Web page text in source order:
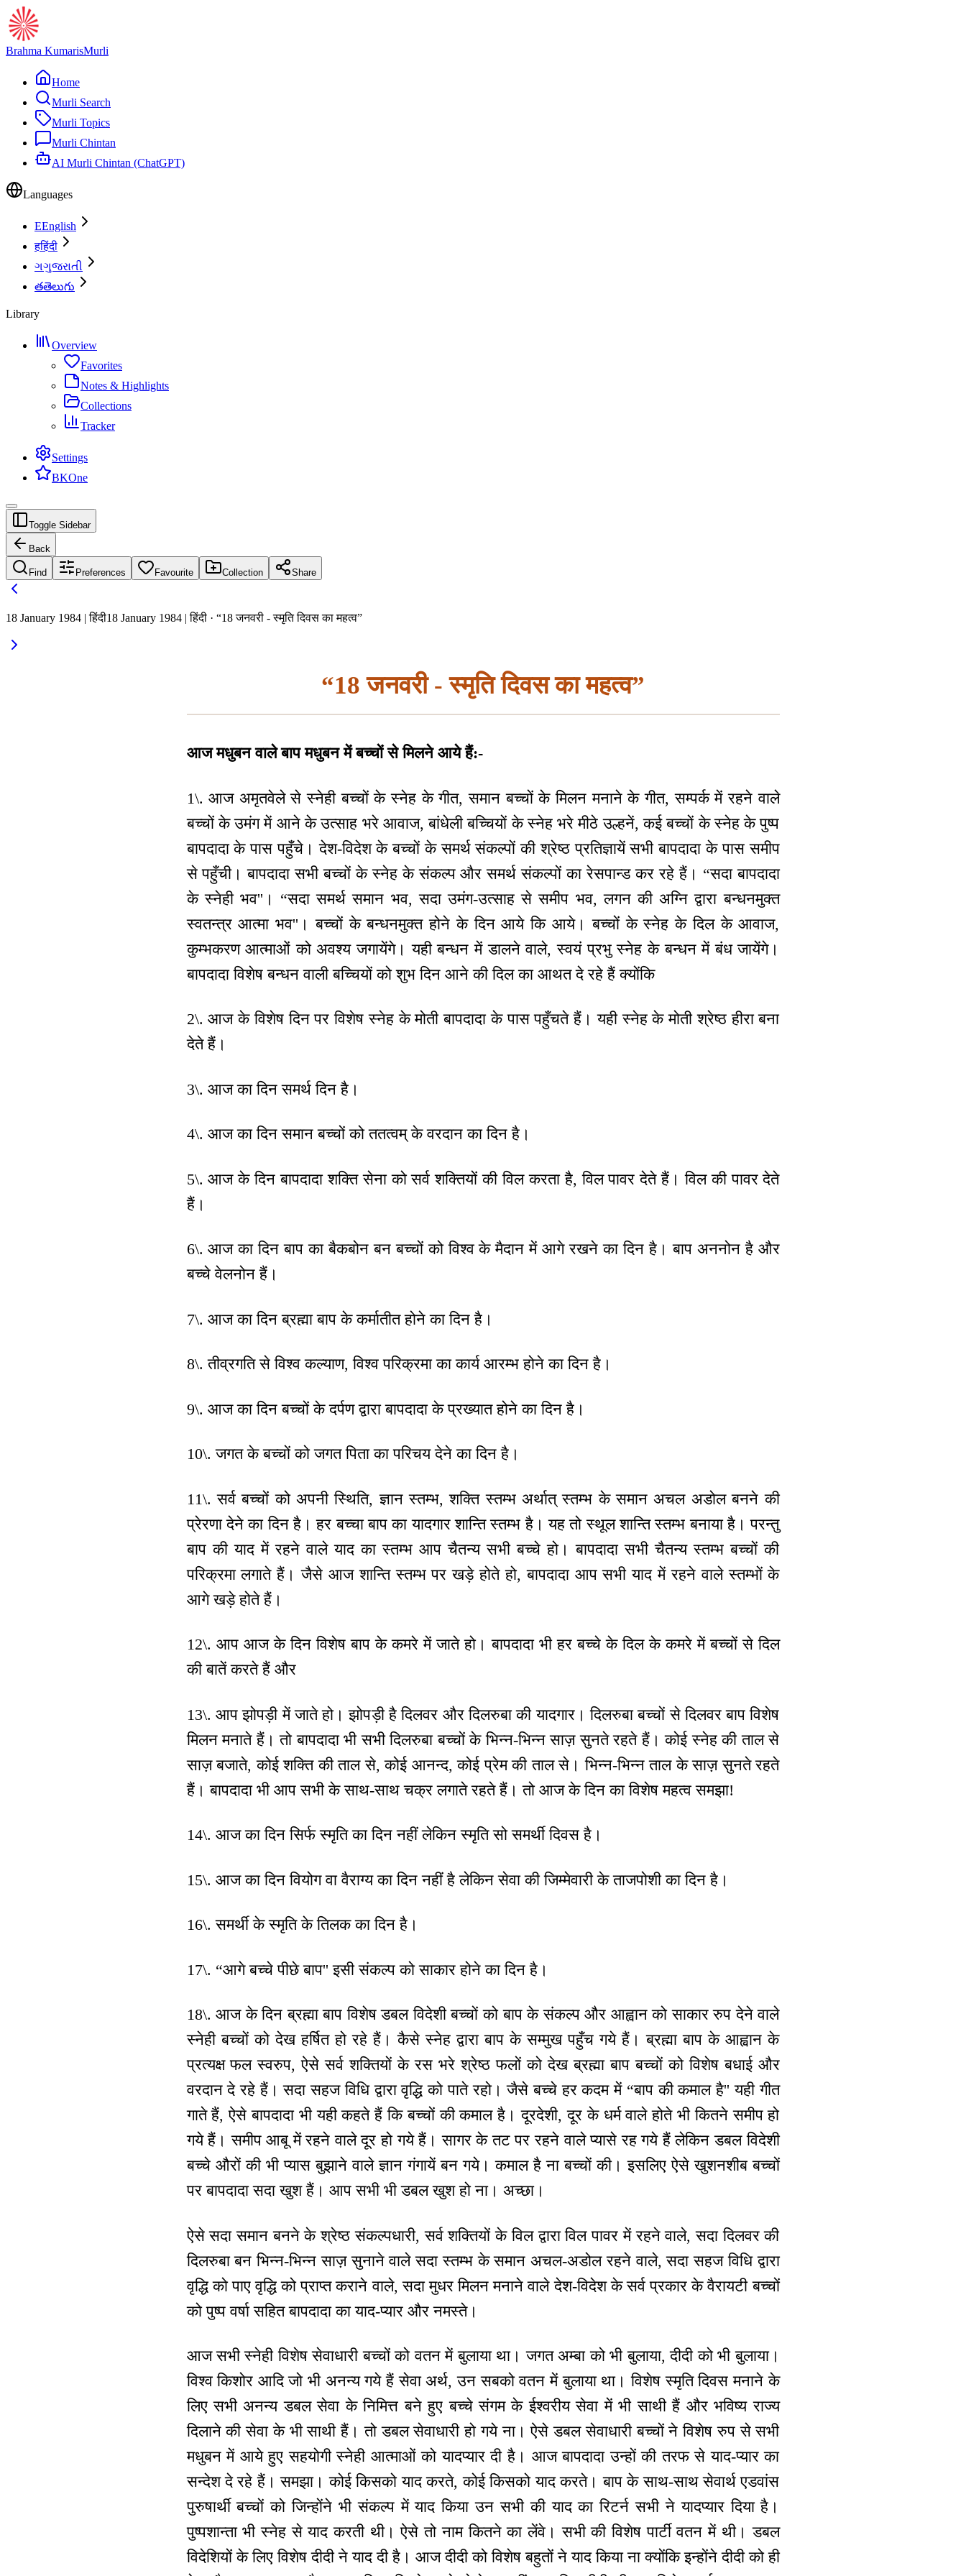
Brahma KumarisMurli
Home
Murli Search
Murli Topics
Murli Chintan
AI Murli Chintan (ChatGPT)
Languages
EEnglish
हहिंदी
ગગુજરાતી
తతెలుగు
Library
Overview
Favorites
Notes & Highlights
Collections
Tracker
Settings
BKOne
Toggle Sidebar
Back
Find Preferences Favourite Collection Share
18 January 1984 | हिंदी18 January 1984 | हिंदी · “18 जनवरी - स्मृति दिवस का महत्व”
“18 जनवरी - स्मृति दिवस का महत्व”
आज मधुबन वाले बाप मधुबन में बच्चों से मिलने आये हैं:-
1\. आज अमृतवेले से स्नेही बच्चों के स्नेह के गीत, समान बच्चों के मिलन मनाने के गीत, सम्पर्क में रहने वाले
बच्चों के उमंग में आने के उत्साह भरे आवाज, बांधेली बच्चियों के स्नेह भरे मीठे उल्हनें, कई बच्चों के स्नेह के पुष्प
बापदादा के पास पहुँचे। देश-विदेश के बच्चों के समर्थ संकल्पों की श्रेष्ठ प्रतिज्ञायें सभी बापदादा के पास समीप
से पहुँची। बापदादा सभी बच्चों के स्नेह के संकल्प और समर्थ संकल्पों का रेसपान्ड कर रहे हैं। “सदा बापदादा
के स्नेही भव''। “सदा समर्थ समान भव, सदा उमंग-उत्साह से समीप भव, लगन की अग्नि द्वारा बन्धनमुक्त
स्वतन्‍त्र आत्मा भव''। बच्चों के बन्धनमुक्त होने के दिन आये कि आये। बच्चों के स्नेह के दिल के आवाज,
कुम्भकरण आत्माओं को अवश्य जगायेंगे। यही बन्धन में डालने वाले, स्वयं प्रभु स्नेह के बन्धन में बंध जायेंगे।
बापदादा विशेष बन्धन वाली बच्चियों को शुभ दिन आने की दिल का आथत दे रहे हैं क्योंकि
2\. आज के विशेष दिन पर विशेष स्नेह के मोती बापदादा के पास पहुँचते हैं। यही स्नेह के मोती श्रेष्ठ हीरा बना
देते हैं।
3\. आज का दिन समर्थ दिन है।
4\. आज का दिन समान बच्चों को ततत्वम् के वरदान का दिन है।
5\. आज के दिन बापदादा शक्ति सेना को सर्व शक्तियों की विल करता है, विल पावर देते हैं। विल की पावर देते
हैं।
6\. आज का दिन बाप का बैकबोन बन बच्चों को विश्व के मैदान में आगे रखने का दिन है। बाप अननोन है और
बच्चे वेलनोन हैं।
7\. आज का दिन ब्रह्मा बाप के कर्मातीत होने का दिन है।
8\. तीव्रगति से विश्व कल्याण, विश्व परिक्रमा का कार्य आरम्भ होने का दिन है।
9\. आज का दिन बच्चों के दर्पण द्वारा बापदादा के प्रख्यात होने का दिन है।
10\. जगत के बच्चों को जगत पिता का परिचय देने का दिन है।
11\. सर्व बच्चों को अपनी स्थिति, ज्ञान स्तम्भ, शक्ति स्तम्भ अर्थात् स्तम्भ के समान अचल अडोल बनने की
प्रेरणा देने का दिन है। हर बच्चा बाप का यादगार शान्ति स्तम्भ है। यह तो स्थूल शान्ति स्तम्भ बनाया है। परन्तु
बाप की याद में रहने वाले याद का स्तम्भ आप चैतन्य सभी बच्चे हो। बापदादा सभी चैतन्य स्तम्भ बच्चों की
परिक्रमा लगाते हैं। जैसे आज शान्ति स्तम्भ पर खड़े होते हो, बापदादा आप सभी याद में रहने वाले स्तम्भों के
आगे खड़े होते हैं।
12\. आप आज के दिन विशेष बाप के कमरे में जाते हो। बापदादा भी हर बच्चे के दिल के कमरे में बच्चों से दिल
की बातें करते हैं और
13\. आप झोपड़ी में जाते हो। झोपड़ी है दिलवर और दिलरुबा की यादगार। दिलरुबा बच्चों से दिलवर बाप विशेष
मिलन मनाते हैं। तो बापदादा भी सभी दिलरुबा बच्चों के भिन्न-भिन्न साज़ सुनते रहते हैं। कोई स्नेह की ताल से
साज़ बजाते, कोई शक्ति की ताल से, कोई आनन्द, कोई प्रेम की ताल से। भिन्न-भिन्न ताल के साज़ सुनते रहते
हैं। बापदादा भी आप सभी के साथ-साथ चक्र लगाते रहते हैं। तो आज के दिन का विशेष महत्व समझा!
14\. आज का दिन सिर्फ स्मृति का दिन नहीं लेकिन स्मृति सो समर्थी दिवस है।
15\. आज का दिन वियोग वा वैराग्य का दिन नहीं है लेकिन सेवा की जिम्मेवारी के ताजपोशी का दिन है।
16\. समर्थी के स्मृति के तिलक का दिन है।
17\. “आगे बच्चे पीछे बाप'' इसी संकल्प को साकार होने का दिन है।
18\. आज के दिन ब्रह्मा बाप विशेष डबल विदेशी बच्चों को बाप के संकल्प और आह्वान को साकार रुप देने वाले
स्नेही बच्चों को देख हर्षित हो रहे हैं। कैसे स्नेह द्वारा बाप के सम्मुख पहुँच गये हैं। ब्रह्मा बाप के आह्वान के
प्रत्यक्ष फल स्वरुप, ऐसे सर्व शक्तियों के रस भरे श्रेष्ठ फलों को देख ब्रह्मा बाप बच्चों को विशेष बधाई और
वरदान दे रहे हैं। सदा सहज विधि द्वारा वृद्धि को पाते रहो। जैसे बच्चे हर कदम में “बाप की कमाल है'' यही गीत
गाते हैं, ऐसे बापदादा भी यही कहते हैं कि बच्चों की कमाल है। दूरदेशी, दूर के धर्म वाले होते भी कितने समीप हो
गये हैं। समीप आबू में रहने वाले दूर हो गये हैं। सागर के तट पर रहने वाले प्यासे रह गये हैं लेकिन डबल विदेशी
बच्चे औरों की भी प्यास बुझाने वाले ज्ञान गंगायें बन गये। कमाल है ना बच्चों की। इसलिए ऐसे खुशनशीब बच्चों
पर बापदादा सदा खुश हैं। आप सभी भी डबल खुश हो ना। अच्छा।
ऐसे सदा समान बनने के श्रेष्ठ संकल्पधारी, सर्व शक्तियों के विल द्वारा विल पावर में रहने वाले, सदा दिलवर की
दिलरुबा बन भिन्न-भिन्न साज़ सुनाने वाले सदा स्तम्भ के समान अचल-अडोल रहने वाले, सदा सहज विधि द्वारा
वृद्धि को पाए वृद्धि को प्राप्त कराने वाले, सदा मुधर मिलन मनाने वाले देश-विदेश के सर्व प्रकार के वैरायटी बच्चों
को पुष्प वर्षा सहित बापदादा का याद-प्यार और नमस्ते।
आज सभी स्नेही विशेष सेवाधारी बच्चों को वतन में बुलाया था। जगत अम्बा को भी बुलाया, दीदी को भी बुलाया।
विश्व किशोर आदि जो भी अनन्य गये हैं सेवा अर्थ, उन सबको वतन में बुलाया था। विशेष स्मृति दिवस मनाने के
लिए सभी अनन्य डबल सेवा के निमित्त बने हुए बच्चे संगम के ईश्वरीय सेवा में भी साथी हैं और भविष्य राज्य
दिलाने की सेवा के भी साथी हैं। तो डबल सेवाधारी हो गये ना। ऐसे डबल सेवाधारी बच्चों ने विशेष रुप से सभी
मधुबन में आये हुए सहयोगी स्नेही आत्माओं को यादप्यार दी है। आज बापदादा उन्हों की तरफ से याद-प्यार का
सन्देश दे रहे हैं। समझा। कोई किसको याद करते, कोई किसको याद करते। बाप के साथ-साथ सेवार्थ एडवांस
पुरुषार्थी बच्चों को जिन्होंने भी संकल्प में याद किया उन सभी की याद का रिटर्न सभी ने यादप्यार दिया है।
पुष्पशान्ता भी स्नेह से याद करती थी। ऐसे तो नाम कितने का लेंवे। सभी की विशेष पार्टी वतन में थी। डबल
विदेशियों के लिए विशेष दीदी ने याद दी है। आज दीदी को विशेष बहुतों ने याद किया ना क्योंकि इन्होंने दीदी को ही